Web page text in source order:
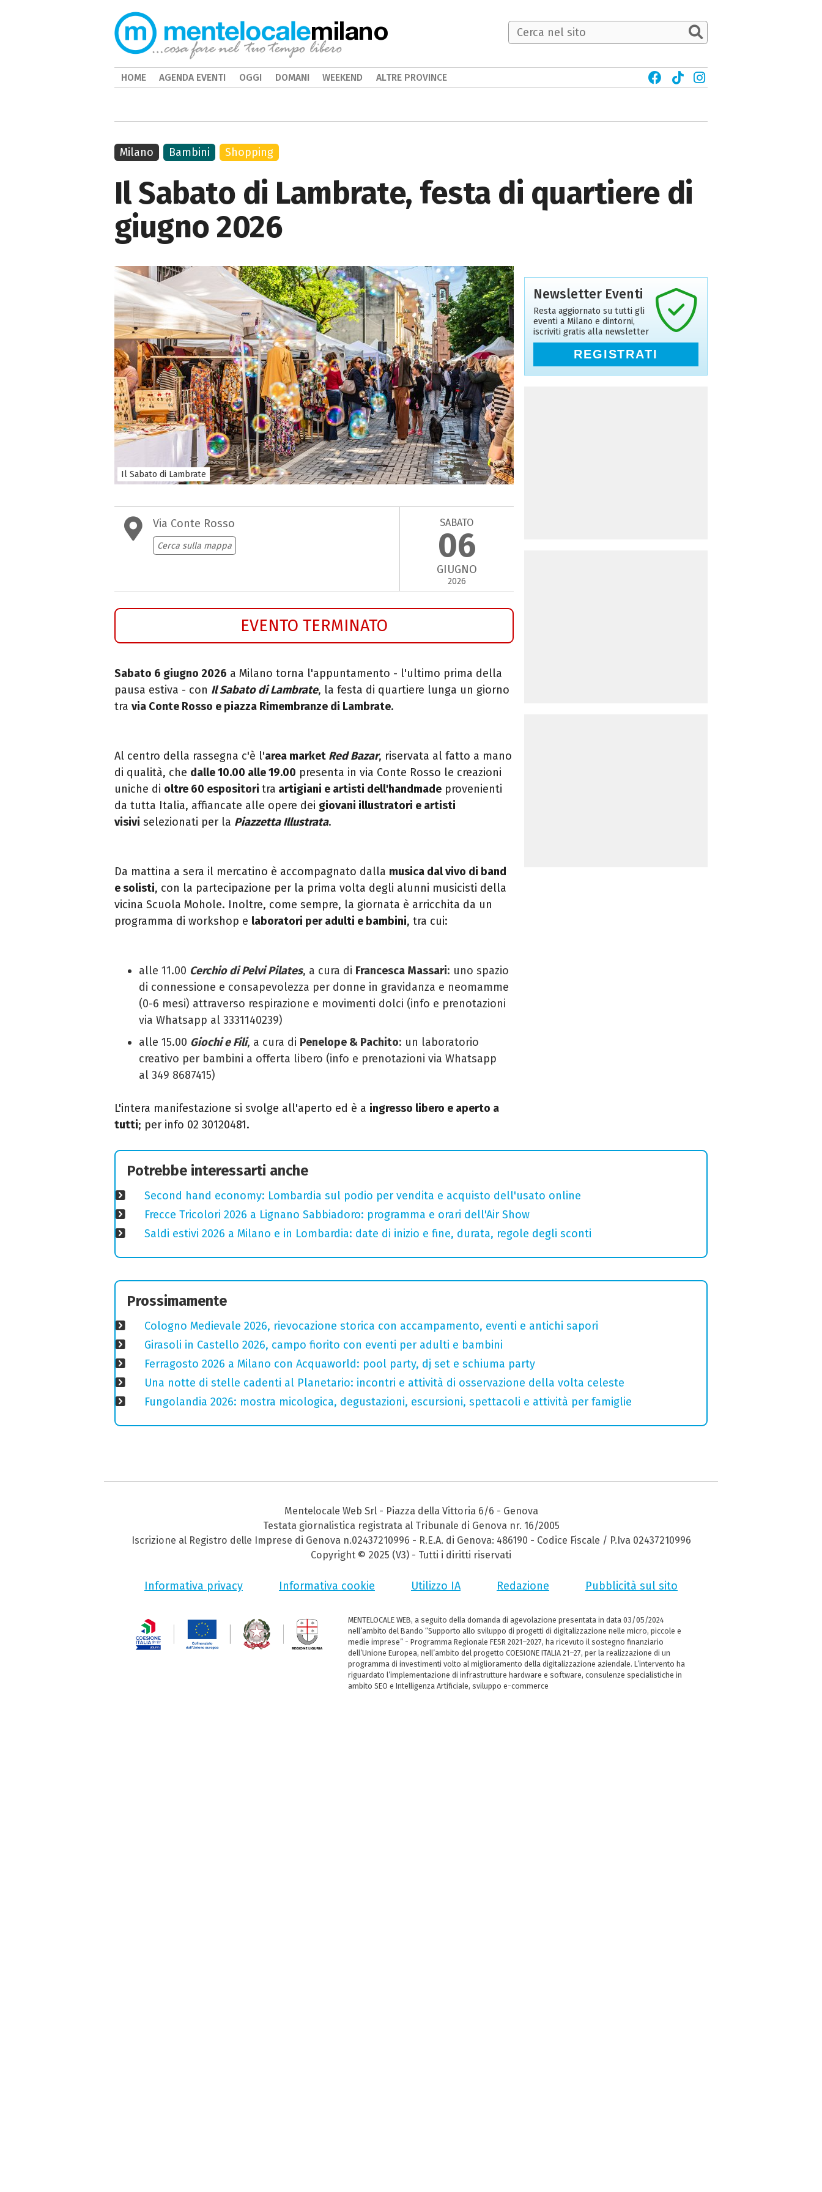
Il Sabato di Lambrate, festa di quartiere di
giugno 2026
Il Sabato di Lambrate
Via Conte Rosso
Cerca sulla mappa
SABATO
06
GIUGNO
2026
EVENTO TERMINATO
Sabato 6 giugno 2026 a Milano torna l'appuntamento - l'ultimo prima della
pausa estiva - con Il Sabato di Lambrate, la festa di quartiere lunga un giorno
tra via Conte Rosso e piazza Rimembranze di Lambrate.
Al centro della rassegna c'è l'area market Red Bazar, riservata al fatto a mano
di qualità, che dalle 10.00 alle 19.00 presenta in via Conte Rosso le creazioni
uniche di oltre 60 espositori tra artigiani e artisti dell'handmade provenienti
da tutta Italia, affiancate alle opere dei giovani illustratori e artisti
visivi selezionati per la Piazzetta Illustrata.
Da mattina a sera il mercatino è accompagnato dalla musica dal vivo di band
e solisti, con la partecipazione per la prima volta degli alunni musicisti della
vicina Scuola Mohole. Inoltre, come sempre, la giornata è arricchita da un
programma di workshop e laboratori per adulti e bambini, tra cui:
alle 11.00 Cerchio di Pelvi Pilates, a cura di Francesca Massari: uno spazio
di connessione e consapevolezza per donne in gravidanza e neomamme
(0-6 mesi) attraverso respirazione e movimenti dolci (info e prenotazioni
via Whatsapp al 3331140239)
alle 15.00 Giochi e Fili, a cura di Penelope & Pachito: un laboratorio
creativo per bambini a offerta libero (info e prenotazioni via Whatsapp
al 349 8687415)
L'intera manifestazione si svolge all'aperto ed è a ingresso libero e aperto a
tutti; per info 02 30120481.
Milano Bambini Shopping
Newsletter Eventi
Resta aggiornato su tutti gli
eventi a Milano e dintorni,
iscriviti gratis alla newsletter
REGISTRATI
Potrebbe interessarti anche
Second hand economy: Lombardia sul podio per vendita e acquisto dell'usato online
Frecce Tricolori 2026 a Lignano Sabbiadoro: programma e orari dell'Air Show
Saldi estivi 2026 a Milano e in Lombardia: date di inizio e fine, durata, regole degli sconti
Prossimamente
Cologno Medievale 2026, rievocazione storica con accampamento, eventi e antichi sapori
Girasoli in Castello 2026, campo fiorito con eventi per adulti e bambini
Ferragosto 2026 a Milano con Acquaworld: pool party, dj set e schiuma party
Una notte di stelle cadenti al Planetario: incontri e attività di osservazione della volta celeste
Fungolandia 2026: mostra micologica, degustazioni, escursioni, spettacoli e attività per famiglie
milano
HOME AGENDA EVENTI OGGI DOMANI WEEKEND ALTRE PROVINCE
Mentelocale Web Srl - Piazza della Vittoria 6/6 - Genova
Testata giornalistica registrata al Tribunale di Genova nr. 16/2005
Iscrizione al Registro delle Imprese di Genova n.02437210996 - R.E.A. di Genova: 486190 - Codice Fiscale / P.Iva 02437210996
Copyright © 2025 (V3) - Tutti i diritti riservati
Informativa privacy Informativa cookie Utilizzo IA Redazione Pubblicità sul sito
MENTELOCALE WEB, a seguito della domanda di agevolazione presentata in data 03/05/2024
nell’ambito del Bando “Supporto allo sviluppo di progetti di digitalizzazione nelle micro, piccole e
medie imprese” - Programma Regionale FESR 2021–2027, ha ricevuto il sostegno finanziario
dell’Unione Europea, nell’ambito del progetto COESIONE ITALIA 21–27, per la realizzazione di un
programma di investimenti volto al miglioramento della digitalizzazione aziendale. L’intervento ha
riguardato l’implementazione di infrastrutture hardware e software, consulenze specialistiche in
ambito SEO e Intelligenza Artificiale, sviluppo e-commerce